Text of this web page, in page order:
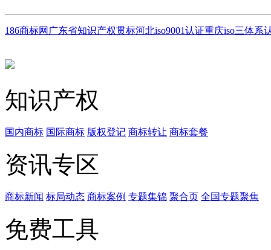
186商标网 广东省知识产权贯标河北iso9001认证重庆iso三体系
知识产权
国内商标 国际商标 版权登记 商标转让 商标套餐
资讯专区
商标新闻 标局动态 商标案例 专题集锦 聚合页 全国专题聚焦
免费工具